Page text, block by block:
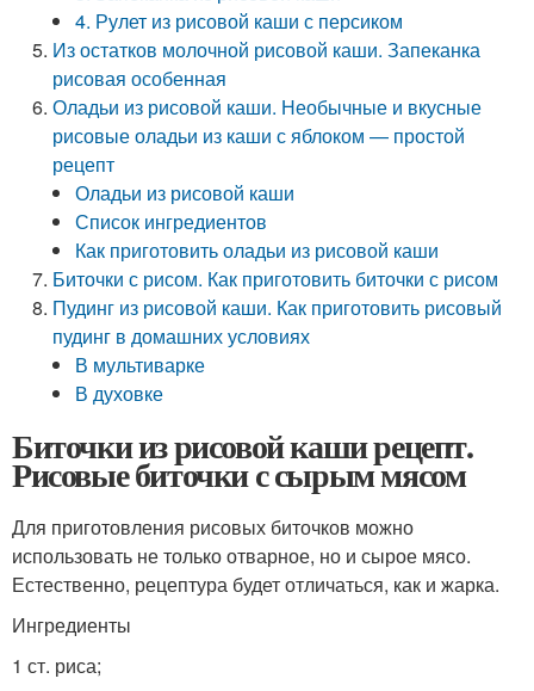
4. Рулет из рисовой каши с персиком
Из остатков молочной рисовой каши. Запеканка
рисовая особенная
Оладьи из рисовой каши. Необычные и вкусные
рисовые оладьи из каши с яблоком — простой
рецепт
Оладьи из рисовой каши
Список ингредиентов
Как приготовить оладьи из рисовой каши
Биточки с рисом. Как приготовить биточки с рисом
Пудинг из рисовой каши. Как приготовить рисовый
пудинг в домашних условиях
В мультиварке
В духовке
Биточки из рисовой каши рецепт.
Рисовые биточки с сырым мясом
Для приготовления рисовых биточков можно
использовать не только отварное, но и сырое мясо.
Естественно, рецептура будет отличаться, как и жарка.
Ингредиенты
1 ст. риса;